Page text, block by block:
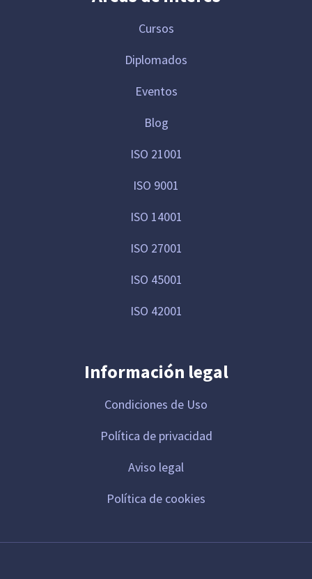
Cursos
Diplomados
Eventos
Blog
ISO 21001
ISO 9001
ISO 14001
ISO 27001
ISO 45001
ISO 42001
Información legal
Condiciones de Uso
Política de privacidad
Aviso legal
Política de cookies